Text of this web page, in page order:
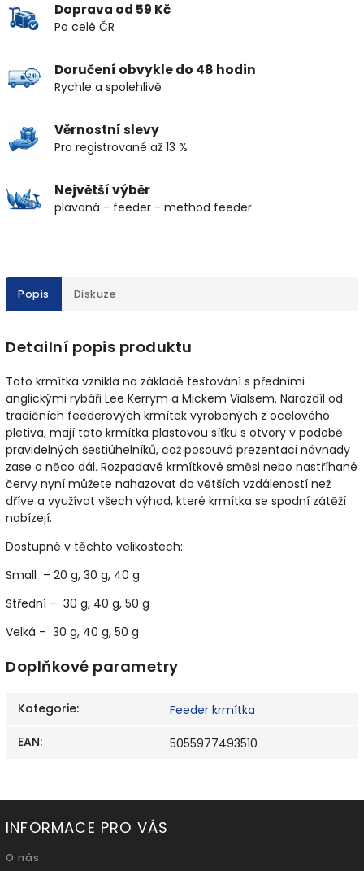
Doprava od 59 Kč
Po celé ČR
Doručení obvykle do 48 hodin
Rychle a spolehlivě
Věrnostní slevy
Pro registrované až 13 %
Největší výběr
plavaná - feeder - method feeder
Popis Diskuze
Detailní popis produktu
Tato krmítka vznikla na základě testování s předními
anglickými rybáři Lee Kerrym a Mickem Vialsem. Narozdíl od
tradičních feederových krmítek vyrobených z ocelového
pletiva, mají tato krmítka plastovou síťku s otvory v podobě
pravidelných šestiúhelníků, což posouvá prezentaci návnady
zase o něco dál. Rozpadavé krmítkové směsi nebo nastříhané
červy nyní můžete nahazovat do větších vzdáleností než
dříve a využívat všech výhod, které krmítka se spodní zátěží
nabízejí.
Dostupné v těchto velikostech:
Small – 20 g, 30 g, 40 g
Střední – 30 g, 40 g, 50 g
Velká – 30 g, 40 g, 50 g
Doplňkové parametry
Kategorie:
Feeder krmítka
EAN: 5055977493510
INFORMACE PRO VÁS
O nás